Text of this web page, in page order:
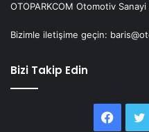
OTOPARKCOM Otomotiv
Bizimle iletişime geçin:
Bizi Takip Edin